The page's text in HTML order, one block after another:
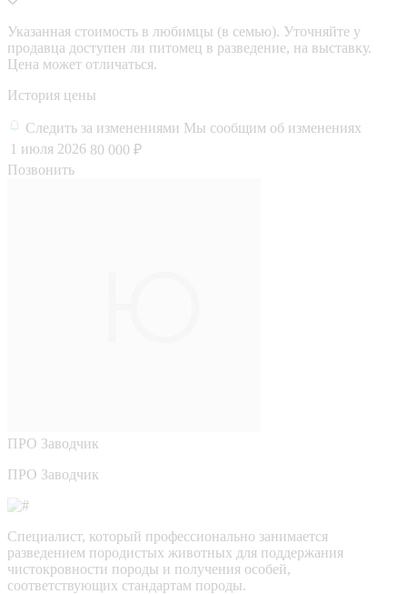
Указанная стоимость в любимцы (в семью). Уточняйте у
продавца доступен ли питомец в разведение, на выставку.
Цена может отличаться.
История цены
Следить за изменениями Мы сообщим об изменениях
1 июля 2026 80 000 ₽
Позвонить
ПРО Заводчик
ПРО Заводчик
Специалист, который профессионально занимается
разведением породистых животных для поддержания
чистокровности породы и получения особей,
соответствующих стандартам породы.